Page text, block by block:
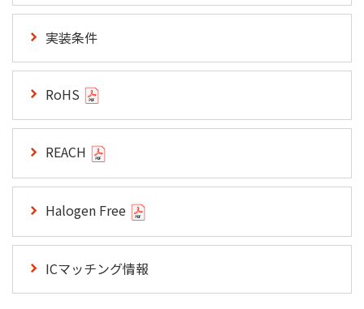
実装条件
RoHS
REACH
Halogen Free
ICマッチング情報